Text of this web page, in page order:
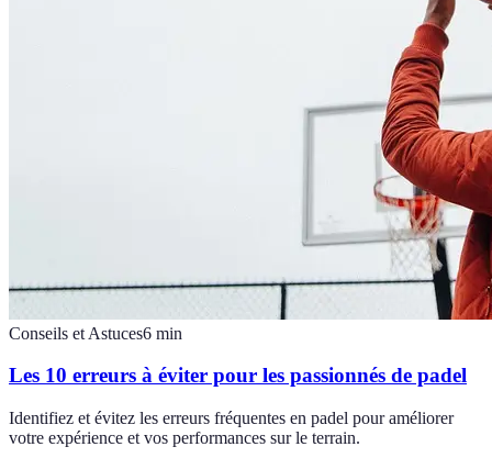
Conseils et Astuces6 min
Les 10 erreurs à éviter pour les passionnés de padel
Identifiez et évitez les erreurs fréquentes en padel pour améliorer
votre expérience et vos performances sur le terrain.